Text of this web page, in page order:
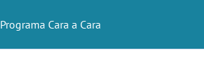
Programa Cara a Cara